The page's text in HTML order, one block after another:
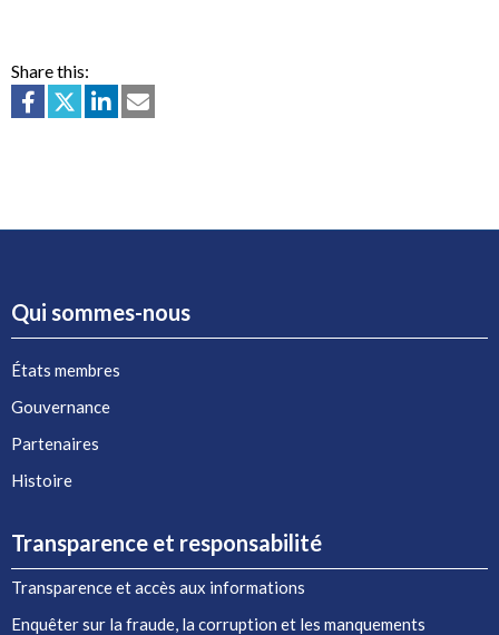
Share this:
Qui sommes-nous
États membres
Gouvernance
Partenaires
Histoire
Transparence et responsabilité
Transparence et accès aux informations
Enquêter sur la fraude, la corruption et les manquements